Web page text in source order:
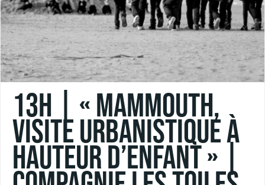
13h | « MAMMOUTH,
visite urbanistique à
hauteur d’enfant » |